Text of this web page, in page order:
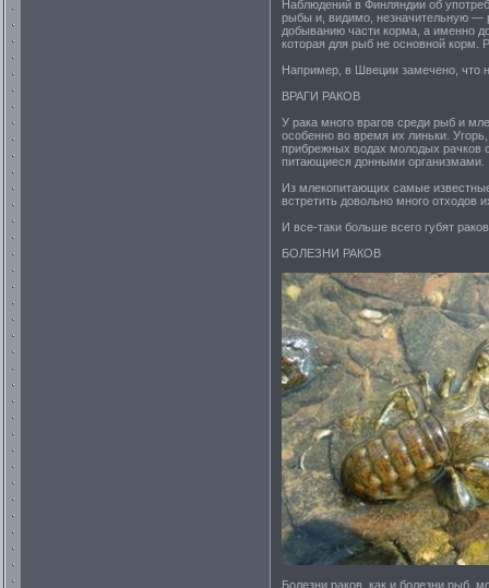
Наблюдений в Финляндии об
рыбы и, видимо, незначительную —
добыванию части корма, а именно
которая для рыб не основной корм.
Например, в Швеции замечено, что
ВРАГИ РАКОВ
У рака много врагов среди рыб и
особенно во время их линьки.
прибрежных водах молодых рачков
питающиеся донными организмами.
Из млекопитающих самые
встретить довольно много отходов
И все-таки больше всего губят
БОЛЕЗНИ РАКОВ
Болезни раков, как и болезни рыб,